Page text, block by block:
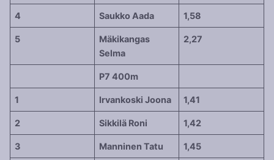
4 Saukko Aada 1,58
5
Mäkikangas
Selma
2,27
P7 400m
1 Irvankoski Joona 1,41
2 Sikkilä Roni 1,42
3 Manninen Tatu 1,45